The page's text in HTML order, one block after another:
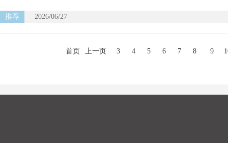
推荐 2026/06/27
首页 上一页 3 4 5 6 7 8 9